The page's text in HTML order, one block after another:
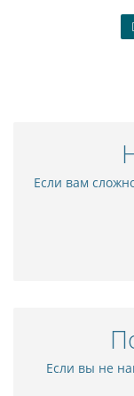
Если вам
Если вы не